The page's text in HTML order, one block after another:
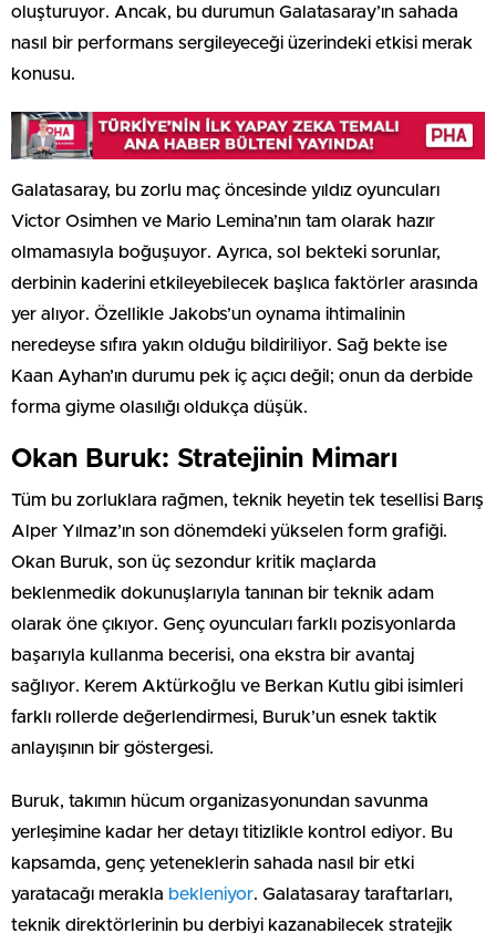
oluşturuyor. Ancak, bu durumun Galatasaray’ın sahada
nasıl bir performans sergileyeceği üzerindeki etkisi merak
konusu.
Galatasaray, bu zorlu maç öncesinde yıldız oyuncuları
Victor Osimhen ve Mario Lemina’nın tam olarak hazır
olmamasıyla boğuşuyor. Ayrıca, sol bekteki sorunlar,
derbinin kaderini etkileyebilecek başlıca faktörler arasında
yer alıyor. Özellikle Jakobs’un oynama ihtimalinin
neredeyse sıfıra yakın olduğu bildiriliyor. Sağ bekte ise
Kaan Ayhan’ın durumu pek iç açıcı değil; onun da derbide
forma giyme olasılığı oldukça düşük.
Okan Buruk: Stratejinin Mimarı
Tüm bu zorluklara rağmen, teknik heyetin tek tesellisi Barış
Alper Yılmaz’ın son dönemdeki yükselen form grafiği.
Okan Buruk, son üç sezondur kritik maçlarda
beklenmedik dokunuşlarıyla tanınan bir teknik adam
olarak öne çıkıyor. Genç oyuncuları farklı pozisyonlarda
başarıyla kullanma becerisi, ona ekstra bir avantaj
sağlıyor. Kerem Aktürkoğlu ve Berkan Kutlu gibi isimleri
farklı rollerde değerlendirmesi, Buruk’un esnek taktik
anlayışının bir göstergesi.
Buruk, takımın hücum organizasyonundan savunma
yerleşimine kadar her detayı titizlikle kontrol ediyor. Bu
kapsamda, genç yeteneklerin sahada nasıl bir etki
yaratacağı merakla bekleniyor. Galatasaray taraftarları,
teknik direktörlerinin bu derbiyi kazanabilecek stratejik